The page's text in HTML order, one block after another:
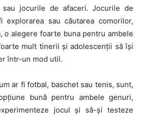
jocurile de afaceri. Jocurile de
explorarea sau căutarea comorilor,
o alegere foarte buna pentru ambele
mult tinerii și adolescenții să își
într-un mod util.
ar fi fotbal, baschet sau tenis, sunt,
bună pentru ambele genuri,
jocul și să-și testeze